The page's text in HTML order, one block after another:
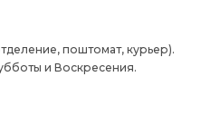
поштомат, курьер).
и Воскресения.